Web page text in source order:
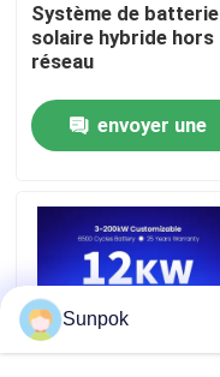
Contrôle qualité
Contactez-nous
Nouvelles
Les affaires
Système de batterie
solaire hybride hors
réseau
envoyer une
Sunpok